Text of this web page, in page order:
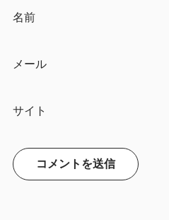
名前
メール
サイト